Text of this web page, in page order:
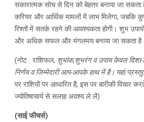
सकारात्मक सोच से दिन को बेहतर बनाया जा सकता
करियर और आर्थिक मामलों में लाभ मिलेगा, जबकि
रिश्तों में सतर्क रहने की आवश्यकता होगी। शुभ
और अधिक सफल और मंगलमय बनाया जा सकता
(नोट : राशिफल, शुभांक,शुभरंग व उपाय केवल दिशा-
निर्णय व जिम्मेदारी आप-आपके हाथ में है। यहां
पर राशियों पर आधारित है, इस पर बारीकी विचार
ज्योतिषाचार्य से सलाह अवश्य ले लें)
(साई फीचर्स)